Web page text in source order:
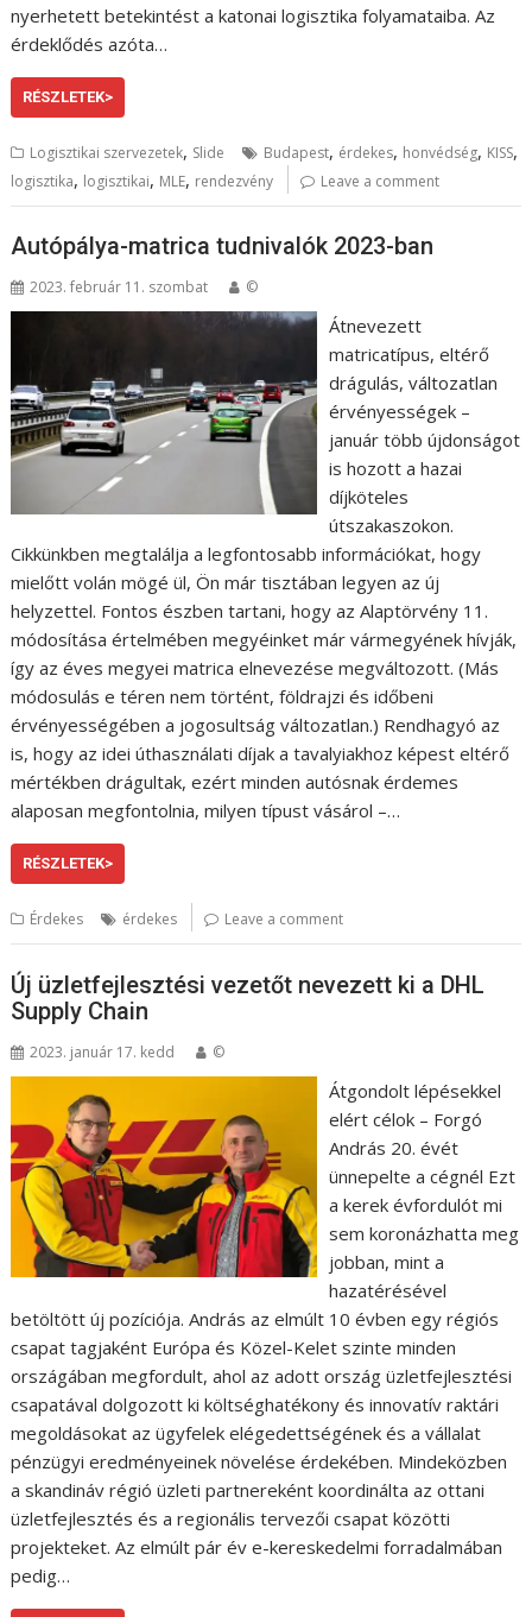
nyerhetett betekintést a katonai logisztika folyamataiba. Az
érdeklődés azóta…
RÉSZLETEK>
Logisztikai szervezetek, Slide Budapest, érdekes, honvédség, KISS,
logisztika, logisztikai, MLE, rendezvény Leave a comment
Autópálya-matrica tudnivalók 2023-ban
2023. február 11. szombat ©
Átnevezett
matricatípus, eltérő
drágulás, változatlan
érvényességek –
január több újdonságot
is hozott a hazai
díjköteles
útszakaszokon.
Cikkünkben megtalálja a legfontosabb információkat, hogy
mielőtt volán mögé ül, Ön már tisztában legyen az új
helyzettel. Fontos észben tartani, hogy az Alaptörvény 11.
módosítása értelmében megyéinket már vármegyének hívják,
így az éves megyei matrica elnevezése megváltozott. (Más
módosulás e téren nem történt, földrajzi és időbeni
érvényességében a jogosultság változatlan.) Rendhagyó az
is, hogy az idei úthasználati díjak a tavalyiakhoz képest eltérő
mértékben drágultak, ezért minden autósnak érdemes
alaposan megfontolnia, milyen típust vásárol –…
RÉSZLETEK>
Érdekes érdekes Leave a comment
Új üzletfejlesztési vezetőt nevezett ki a DHL
Supply Chain
2023. január 17. kedd ©
Átgondolt lépésekkel
elért célok – Forgó
András 20. évét
ünnepelte a cégnél Ezt
a kerek évfordulót mi
sem koronázhatta meg
jobban, mint a
hazatérésével
betöltött új pozíciója. András az elmúlt 10 évben egy régiós
csapat tagjaként Európa és Közel-Kelet szinte minden
országában megfordult, ahol az adott ország üzletfejlesztési
csapatával dolgozott ki költséghatékony és innovatív raktári
megoldásokat az ügyfelek elégedettségének és a vállalat
pénzügyi eredményeinek növelése érdekében. Mindeközben
a skandináv régió üzleti partnereként koordinálta az ottani
üzletfejlesztés és a regionális tervezői csapat közötti
projekteket. Az elmúlt pár év e-kereskedelmi forradalmában
pedig…